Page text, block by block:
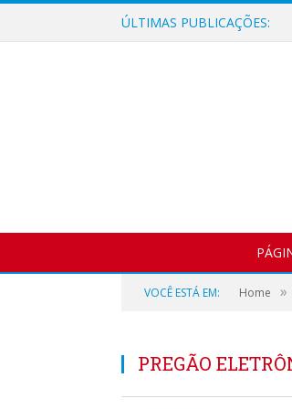
ÚLTIMAS PUBLICAÇÕES:
VOCÊ ESTÁ EM: Home »
PREGÃO